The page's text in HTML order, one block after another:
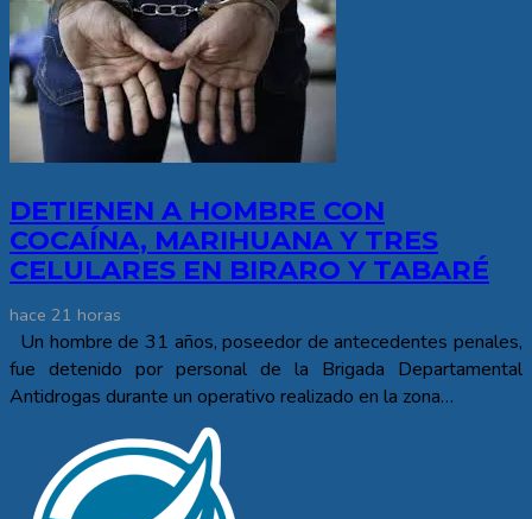
DETIENEN A HOMBRE CON
COCAÍNA, MARIHUANA Y TRES
CELULARES EN BIRARO Y TABARÉ
hace 21 horas
Un hombre de 31 años, poseedor de antecedentes penales,
fue detenido por personal de la Brigada Departamental
Antidrogas durante un operativo realizado en la zona…